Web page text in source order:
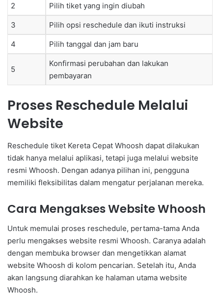
2 Pilih tiket yang ingin diubah
3 Pilih opsi reschedule dan ikuti instruksi
4 Pilih tanggal dan jam baru
5
Konfirmasi perubahan dan lakukan
pembayaran
Proses Reschedule Melalui
Website
Reschedule tiket Kereta Cepat Whoosh dapat dilakukan
tidak hanya melalui aplikasi, tetapi juga melalui website
resmi Whoosh. Dengan adanya pilihan ini, pengguna
memiliki fleksibilitas dalam mengatur perjalanan mereka.
Cara Mengakses Website Whoosh
Untuk memulai proses reschedule, pertama-tama Anda
perlu mengakses website resmi Whoosh. Caranya adalah
dengan membuka browser dan mengetikkan alamat
website Whoosh di kolom pencarian. Setelah itu, Anda
akan langsung diarahkan ke halaman utama website
Whoosh.